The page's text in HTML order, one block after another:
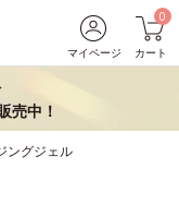
マイページ
0
カート
売中！
ングジェル